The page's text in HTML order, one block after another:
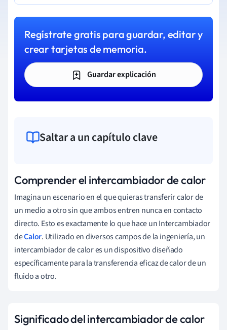
Regístrate gratis para guardar, editar y
crear tarjetas de memoria.
Guardar explicación
Saltar a un capítulo clave
Comprender el intercambiador de calor
Imagina un escenario en el que quieras transferir calor de
un medio a otro sin que ambos entren nunca en contacto
directo. Esto es exactamente lo que hace un Intercambiador
deCalor. Utilizado en diversos campos de la ingeniería, un
intercambiador de calor es un dispositivo diseñado
específicamente para la transferencia eficaz de calor de un
fluido a otro.
Significado del intercambiador de calor